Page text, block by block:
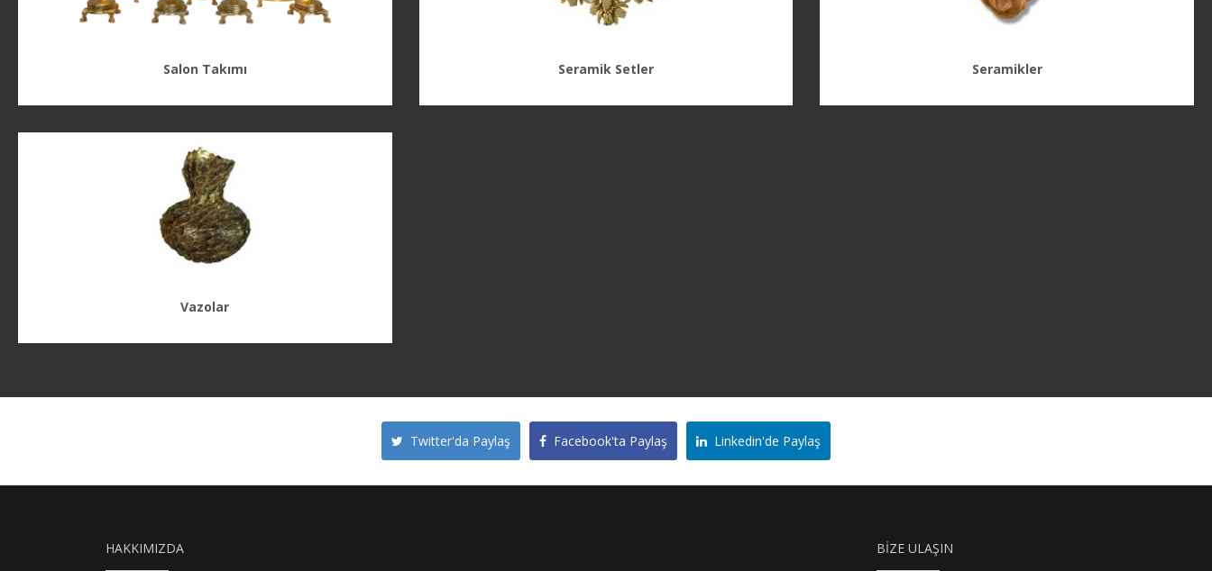
Salon Takımı Seramik Setler Seramikler
Vazolar
Twitter'da Paylaş Facebook'ta Paylaş Linkedin'de Paylaş
HAKKIMIZDA BIZE ULAŞIN